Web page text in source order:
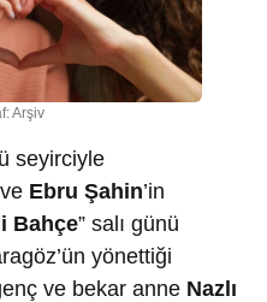
Arşiv
seyirciyle
ve Ebru Şahin’in
Bahçe” salı günü
yönettiği
ve bekar anne Nazlı